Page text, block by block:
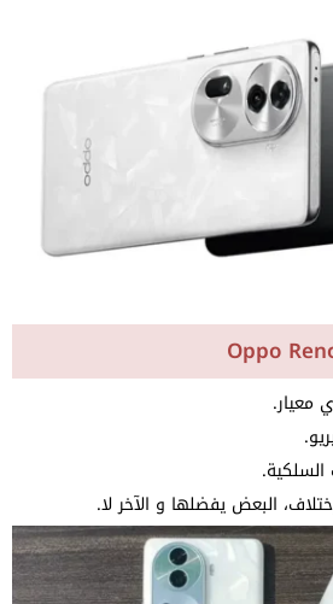
معيار.
السلكية.
البعض يفضلها و الآخر لا.